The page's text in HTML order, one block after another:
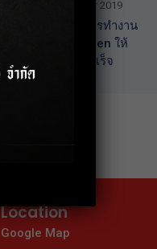
18 September 2019
อบรมเทคนิคการทำงาน
ร่วมกับคนทุก Gen ให้
ประสบความสำเร็จ
Location
Google Map